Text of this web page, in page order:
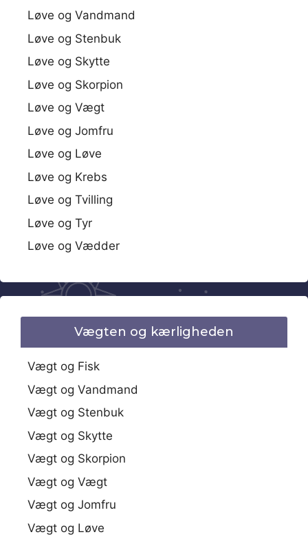
Løve og Vandmand
Løve og Stenbuk
Løve og Skytte
Løve og Skorpion
Løve og Vægt
Løve og Jomfru
Løve og Løve
Løve og Krebs
Løve og Tvilling
Løve og Tyr
Løve og Vædder
Vægten og kærligheden
Vægt og Fisk
Vægt og Vandmand
Vægt og Stenbuk
Vægt og Skytte
Vægt og Skorpion
Vægt og Vægt
Vægt og Jomfru
Vægt og Løve